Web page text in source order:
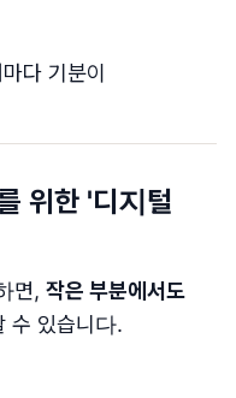
다 기분이
위한 '디지털
면, 작은 부분에서도
수 있습니다.